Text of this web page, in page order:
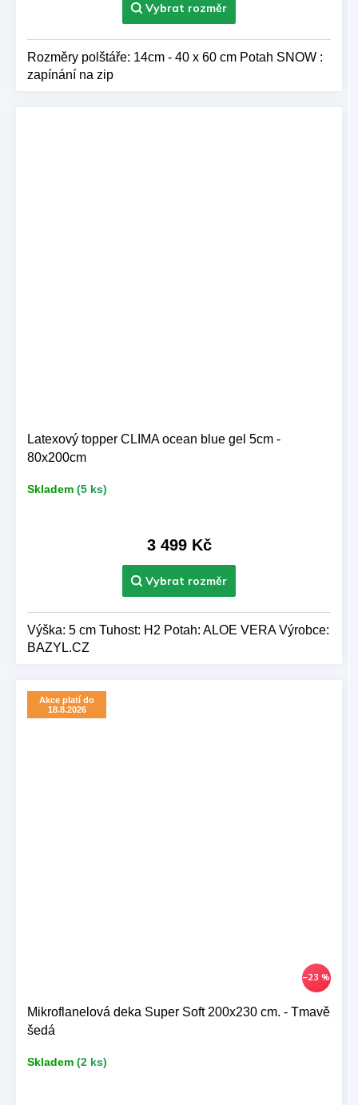
Rozměry polštáře: 14cm - 40 x 60 cm Potah SNOW :
zapínání na zip
Latexový topper CLIMA ocean blue gel 5cm -
80x200cm
Skladem (5 ks)
3 499 Kč
Výška: 5 cm Tuhost: H2 Potah: ALOE VERA Výrobce:
BAZYL.CZ
Akce platí do
18.8.2026
–23 %
Mikroflanelová deka Super Soft 200x230 cm. - Tmavě
šedá
Skladem (2 ks)